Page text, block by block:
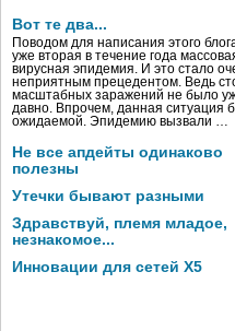
Вот те два...
Поводом для написания этого
уже вторая в течение года
вирусная эпидемия. И это стало
неприятным прецедентом. Ведь
масштабных заражений не было
давно. Впрочем, данная ситуация
ожидаемой. Эпидемию вызвали …
Не все апдейты одинаково
полезны
Утечки бывают разными
Здравствуй, племя младое,
незнакомое...
Инновации для сетей X5